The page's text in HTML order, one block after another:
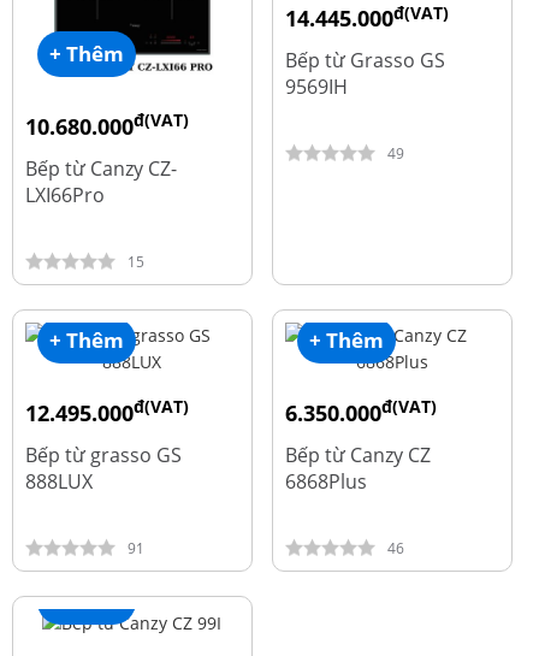
+ Thêm
10.680.000đ(VAT)
Bếp từ Canzy CZ-
LXI66Pro
15
14.445.000đ(VAT)
19.260.000
Bếp từ Grasso GS
9569IH
49
+ Thêm
12.495.000đ(VAT)
Bếp từ grasso GS
888LUX
91
+ Thêm
6.350.000đ(VAT)
Bếp từ Canzy CZ
6868Plus
46
+ Thêm